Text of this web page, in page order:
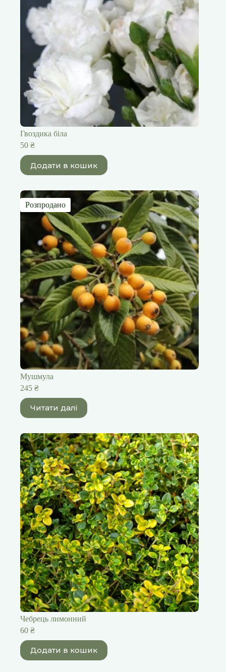
Гвоздика біла
50 ₴
Додати в кошик
Розпродано
Мушмула
245 ₴
Читати далі
Чебрець лимонний
60 ₴
Додати в кошик